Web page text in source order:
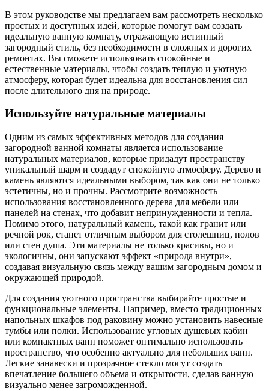
В этом руководстве мы предлагаем вам рассмотреть несколько
простых и доступных идей, которые помогут вам создать
идеальную ванную комнату, отражающую истинный
загородный стиль, без необходимости в сложных и дорогих
ремонтах. Вы сможете использовать спокойные и
естественные материалы, чтобы создать теплую и уютную
атмосферу, которая будет идеальна для восстановления сил
после длительного дня на природе.
Используйте натуральные материалы
Одним из самых эффективных методов для создания
загородной ванной комнаты является использование
натуральных материалов, которые придадут пространству
уникальный шарм и создадут спокойную атмосферу. Дерево и
камень являются идеальными выбором, так как они не только
эстетичны, но и прочны. Рассмотрите возможность
использования восстановленного дерева для мебели или
панелей на стенах, что добавит непринужденности и тепла.
Помимо этого, натуральный камень, такой как гранит или
речной рок, станет отличным выбором для столешниц, полов
или стен душа. Эти материалы не только красивы, но и
экологичны, они запускают эффект «природа внутри»,
создавая визуальную связь между вашим загородным домом и
окружающей природой.
Для создания уютного пространства выбирайте простые и
функциональные элементы. Например, вместо традиционных
напольных шкафов под раковину можно установить навесные
тумбы или полки. Использование угловых душевых кабин
или компактных ванн поможет оптимально использовать
пространство, что особенно актуально для небольших ванн.
Легкие занавески и прозрачное стекло могут создать
впечатление большего объема и открытости, сделав ванную
визуально менее загроможденной.